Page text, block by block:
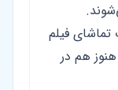
فیلم
هم در